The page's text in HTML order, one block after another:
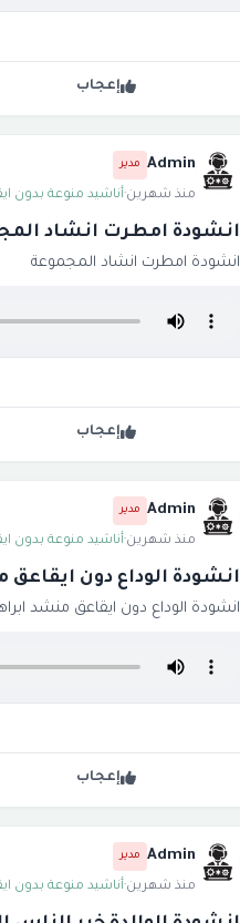
إعجاب
Admin مدير
منذ شهرين·أناشيد منوعة بدون
انشودة امطرت انشاد
انشودة امطرت انشاد المجموعة
إعجاب
Admin مدير
منذ شهرين·أناشيد منوعة بدون
انشودة الوداع دون
انشودة الوداع دون ايقاعق منشد
إعجاب
Admin مدير
منذ شهرين·أناشيد منوعة بدون